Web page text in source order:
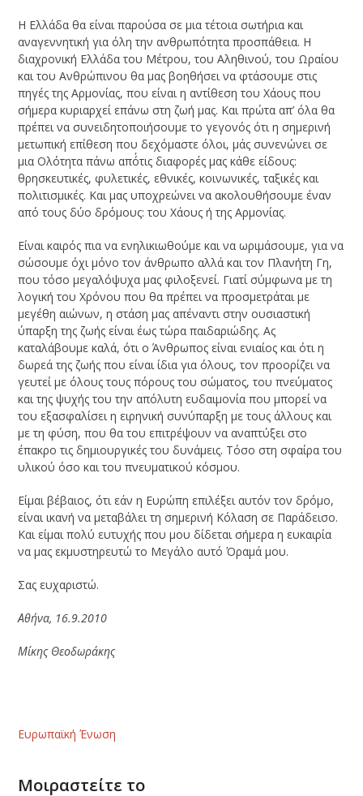
Η Ελλάδα θα είναι παρούσα σε μια τέτοια σωτήρια και
αναγεννητική για όλη την ανθρωπότητα προσπάθεια. Η
διαχρονική Ελλάδα του Μέτρου, του Αληθινού, του Ωραίου
και του Ανθρώπινου θα μας βοηθήσει να φτάσουμε στις
πηγές της Αρμονίας, που είναι η αντίθεση του Χάους που
σήμερα κυριαρχεί επάνω στη ζωή μας. Και πρώτα απ’ όλα θα
πρέπει να συνειδητοποιήσουμε το γεγονός ότι η σημερινή
μετωπική επίθεση που δεχόμαστε όλοι, μάς συνενώνει σε
μια Ολότητα πάνω από΄τις διαφορές μας κάθε είδους:
θρησκευτικές, φυλετικές, εθνικές, κοινωνικές, ταξικές και
πολιτισμικές. Και μας υποχρεώνει να ακολουθήσουμε έναν
από τους δύο δρόμους: του Χάους ή της Αρμονίας.
Είναι καιρός πια να ενηλικιωθούμε και να ωριμάσουμε, για να
σώσουμε όχι μόνο τον άνθρωπο αλλά και τον Πλανήτη Γη,
που τόσο μεγαλόψυχα μας φιλοξενεί. Γιατί σύμφωνα με τη
λογική του Χρόνου που θα πρέπει να προσμετράται με
μεγέθη αιώνων, η στάση μας απέναντι στην ουσιαστική
ύπαρξη της ζωής είναι έως τώρα παιδαριώδης. Ας
καταλάβουμε καλά, ότι ο Άνθρωπος είναι ενιαίος και ότι η
δωρεά της ζωής που είναι ίδια για όλους, τον προορίζει να
γευτεί με όλους τους πόρους του σώματος, του πνεύματος
και της ψυχής του την απόλυτη ευδαιμονία που μπορεί να
του εξασφαλίσει η ειρηνική συνύπαρξη με τους άλλους και
με τη φύση, που θα του επιτρέψουν να αναπτύξει στο
έπακρο τις δημιουργικές του δυνάμεις. Τόσο στη σφαίρα του
υλικού όσο και του πνευματικού κόσμου.
Είμαι βέβαιος, ότι εάν η Ευρώπη επιλέξει αυτόν τον δρόμο,
είναι ικανή να μεταβάλει τη σημερινή Κόλαση σε Παράδεισο.
Και είμαι πολύ ευτυχής που μου δίδεται σήμερα η ευκαιρία
να μας εκμυστηρευτώ το Μεγάλο αυτό Όραμά μου.
Σας ευχαριστώ.
Αθήνα, 16.9.2010
Μίκης Θεοδωράκης
Ευρωπαϊκή Ένωση
Μοιραστείτε το